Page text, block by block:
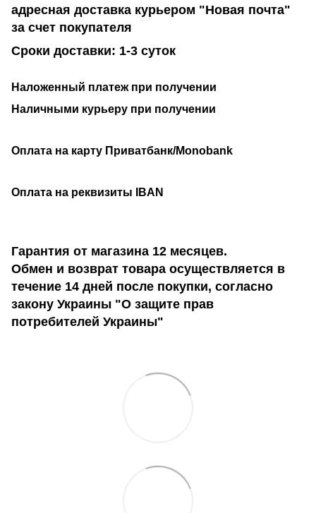
адресная доставка курьером "Новая почта"
за счет покупателя
Сроки доставки: 1-3 суток
Наложенный платеж при получении
Наличными курьеру при получении
Оплата на карту Приватбанк/Monobank
Оплата на реквизиты IBAN
Гарантия от магазина 12 месяцев.
Обмен и возврат товара осуществляется в
течение 14 дней после покупки, согласно
закону Украины "О защите прав
потребителей Украины"